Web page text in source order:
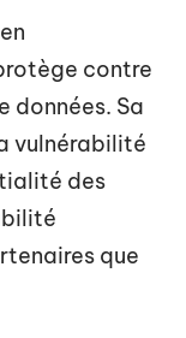
contre
données. Sa
vulnérabilité
des
que